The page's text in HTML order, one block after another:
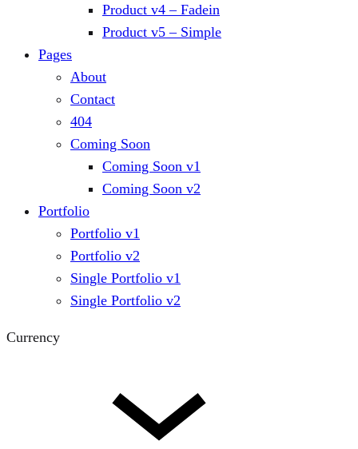
Product v4 – Fadein
Product v5 – Simple
Pages
About
Contact
404
Coming Soon
Coming Soon v1
Coming Soon v2
Portfolio
Portfolio v1
Portfolio v2
Single Portfolio v1
Single Portfolio v2
Currency